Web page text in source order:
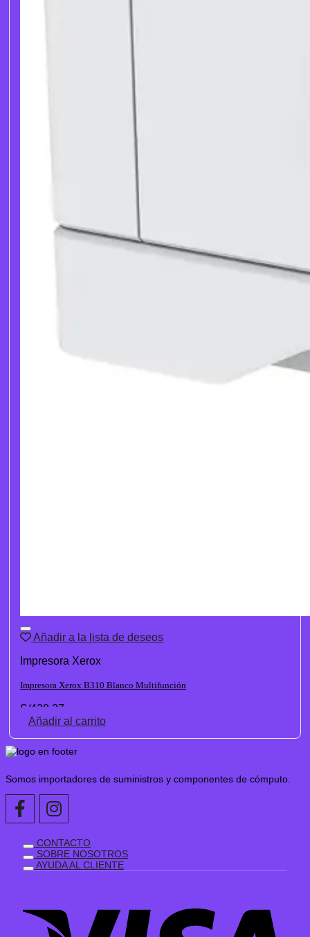
Añadir a la lista de deseos
Impresora Xerox
Impresora Xerox B310 Blanco Multifunción
S/428.27
Añadir al carrito
Somos importadores de suministros y componentes de cómputo.
CONTACTO
SOBRE NOSOTROS
AYUDA AL CLIENTE